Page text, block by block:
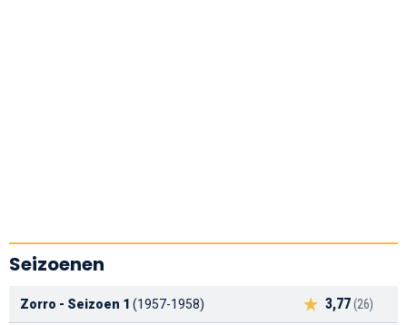
Seizoenen
3,77(26)
Zorro - Seizoen 1 (1957-1958)